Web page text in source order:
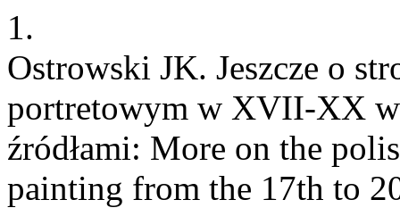
1.
Ostrowski JK. Jeszcze o
portretowym w XVII-XX
źródłami: More on the
painting from the 17th to